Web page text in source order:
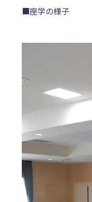
■座学の様子